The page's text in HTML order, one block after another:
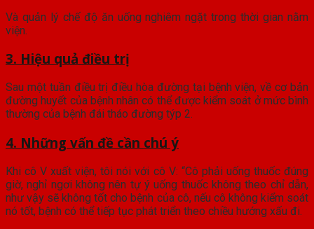
Và quản lý chế độ ăn uống nghiêm ngặt trong thời gian nằm
viện.
3. Hiệu quả điều trị
Sau một tuần điều trị điều hòa đường tại bệnh viện, về cơ bản
đường huyết của bệnh nhân có thể được kiểm soát ở mức bình
thường của bệnh đái tháo đường týp 2.
4. Những vấn đề cần chú ý
Khi cô V xuất viện, tôi nói với cô V: “Cô phải uống thuốc đúng
giờ, nghỉ ngơi không nên tự ý uống thuốc không theo chỉ dẫn,
như vậy sẽ không tốt cho bệnh của cô, nếu cô không kiểm soát
nó tốt, bệnh có thể tiếp tục phát triển theo chiều hướng xấu đi.